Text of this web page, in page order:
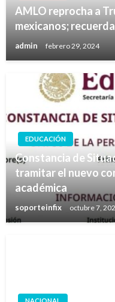
AMLO reprocha a
mexicanos;
admin febrero 29, 2024
EDUCACIÓN
Constancia de
tramitar el nuevo
académica
soporteinfix octubre 7,
NACIONAL